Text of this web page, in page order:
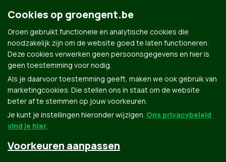
Groen.be
Cookies op groengent.be
Groen gebruikt functionele en analytische cookies die
noodzakelijk zijn om de website goed te laten functioneren.
Deze cookies verwerken geen persoonsgegevens en hier is
geen toestemming voor nodig.
Als je daarvoor toestemming geeft, maken we ook gebruik van
marketingcookies. Die stellen ons in staat om de website
beter af te stemmen op jouw voorkeuren.
Je kunt je instellingen hieronder wijzigen. Ons privacybeleid
vind je hier.
Voorkeuren aanpassen